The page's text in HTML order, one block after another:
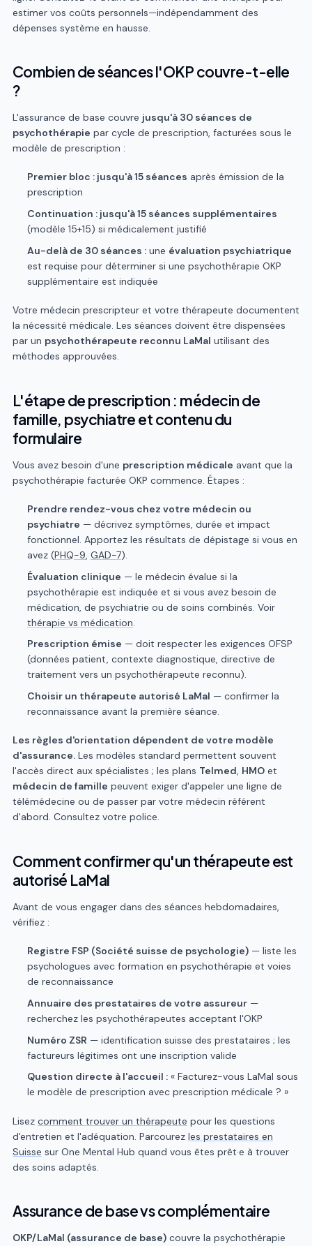
estimer vos coûts personnels—indépendamment des
dépenses système en hausse.
Combien de séances l'OKP couvre-t-elle
?
L'assurance de base couvre jusqu'à 30 séances de
psychothérapie par cycle de prescription, facturées sous le
modèle de prescription :
Premier bloc : jusqu'à 15 séances après émission de la
prescription
Continuation : jusqu'à 15 séances supplémentaires
(modèle 15+15) si médicalement justifié
Au-delà de 30 séances :une évaluation psychiatrique
est requise pour déterminer si une psychothérapie OKP
supplémentaire est indiquée
Votre médecin prescripteur et votre thérapeute documentent
la nécessité médicale. Les séances doivent être dispensées
par un psychothérapeute reconnu LaMal utilisant des
méthodes approuvées.
L'étape de prescription : médecin de
famille, psychiatre et contenu du
formulaire
Vous avez besoin d'une prescription médicale avant que la
psychothérapie facturée OKP commence. Étapes :
Prendre rendez-vous chez votre médecin ou
psychiatre — décrivez symptômes, durée et impact
fonctionnel. Apportez les résultats de dépistage si vous en
avez (PHQ-9, GAD-7).
Évaluation clinique — le médecin évalue si la
psychothérapie est indiquée et si vous avez besoin de
médication, de psychiatrie ou de soins combinés. Voir
thérapie vs médication.
Prescription émise — doit respecter les exigences OFSP
(données patient, contexte diagnostique, directive de
traitement vers un psychothérapeute reconnu).
Choisir un thérapeute autorisé LaMal — confirmer la
reconnaissance avant la première séance.
Les règles d'orientation dépendent de votre modèle
d'assurance.Les modèles standard permettent souvent
l'accès direct aux spécialistes ; les plans Telmed, HMOet
médecin de famille peuvent exiger d'appeler une ligne de
télémédecine ou de passer par votre médecin référent
d'abord. Consultez votre police.
Comment confirmer qu'un thérapeute est
autorisé LaMal
Avant de vous engager dans des séances hebdomadaires,
vérifiez :
Registre FSP (Société suisse de psychologie)— liste les
psychologues avec formation en psychothérapie et voies
de reconnaissance
Annuaire des prestataires de votre assureur—
recherchez les psychothérapeutes acceptant l'OKP
Numéro ZSR — identification suisse des prestataires ; les
factureurs légitimes ont une inscription valide
Question directe à l'accueil :« Facturez-vous LaMal sous
le modèle de prescription avec prescription médicale ? »
Lisez comment trouver un thérapeute pour les questions
d'entretien et l'adéquation. Parcourez les prestataires en
Suisse sur One Mental Hub quand vous êtes prêt·e à trouver
des soins adaptés.
Assurance de base vs complémentaire
OKP/LaMal (assurance de base)couvre la psychothérapie